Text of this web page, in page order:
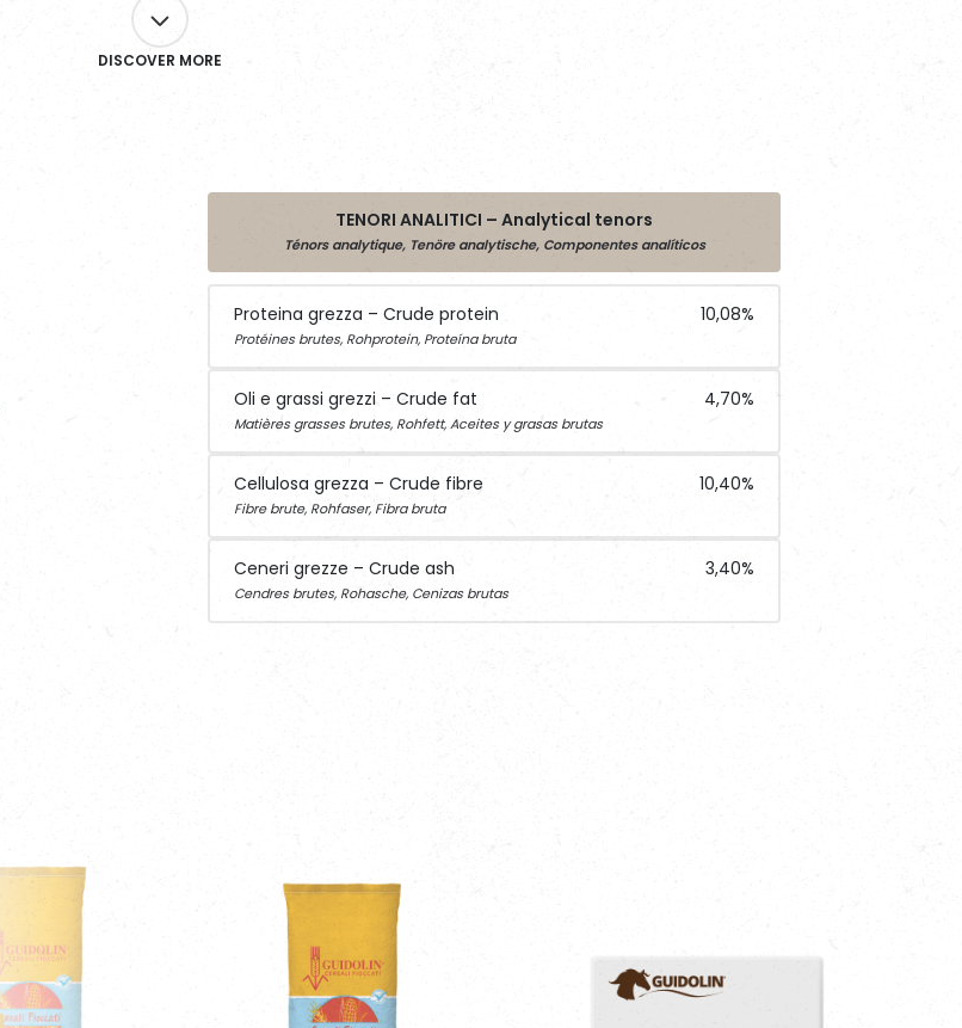
DISCOVER MORE
TENORI ANALITICI – Analytical tenors
Ténors analytique, Tenöre analytische, Componentes analíticos
Proteina grezza – Crude protein
Protéines brutes, Rohprotein, Proteína bruta
10,08%
Oli e grassi grezzi – Crude fat
Matières grasses brutes, Rohfett, Aceites y grasas brutas
4,70%
Cellulosa grezza – Crude fibre
Fibre brute, Rohfaser, Fibra bruta
10,40%
Ceneri grezze – Crude ash
Cendres brutes, Rohasche, Cenizas brutas
3,40%